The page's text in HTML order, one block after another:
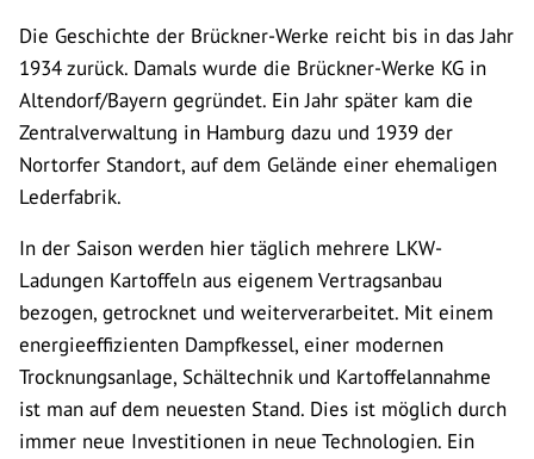
Die Geschichte der Brückner-Werke reicht bis in das Jahr
1934 zurück. Damals wurde die Brückner-Werke KG in
Altendorf/Bayern gegründet. Ein Jahr später kam die
Zentralverwaltung in Hamburg dazu und 1939 der
Nortorfer Standort, auf dem Gelände einer ehemaligen
Lederfabrik.
In der Saison werden hier täglich mehrere LKW-
Ladungen Kartoffeln aus eigenem Vertragsanbau
bezogen, getrocknet und weiterverarbeitet. Mit einem
energieeffizienten Dampfkessel, einer modernen
Trocknungsanlage, Schältechnik und Kartoffelannahme
ist man auf dem neuesten Stand. Dies ist möglich durch
immer neue Investitionen in neue Technologien. Ein